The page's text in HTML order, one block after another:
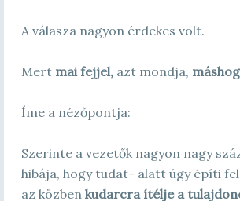
A válasza nagyon érdekes volt.
Mert mai fejjel,azt mondja,
Íme a nézőpontja:
Szerinte a vezetők nagyon nagy
hibája, hogy tudat- alatt úgy építi
az közben kudarcra ítélje a